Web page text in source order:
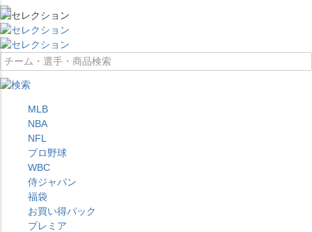
MLB
NBA
NFL
プロ野球
WBC
侍ジャパン
福袋
お買い得パック
プレミア